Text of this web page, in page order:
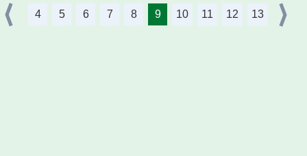
4 5 6 7 8 9 10 11 12 13